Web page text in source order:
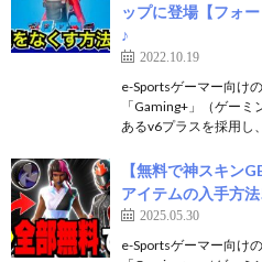
ップに登場【フォ
♪
2022.10.19
e-Sportsゲーマー向け
「Gaming+」（ゲー
あるv6プラスを採用し
【無料で神スキン
アイテムの入手方
2025.05.30
e-Sportsゲーマー向け